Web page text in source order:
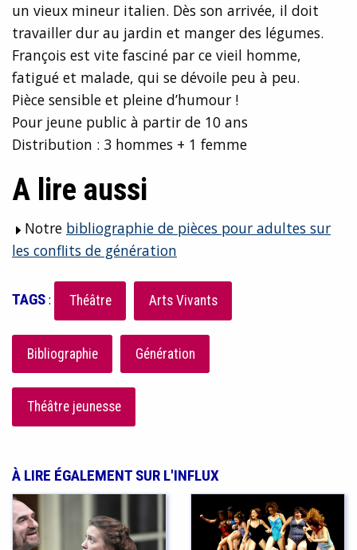
un vieux mineur italien. Dès son arrivée, il doit
travailler dur au jardin et manger des légumes.
François est vite fasciné par ce vieil homme,
fatigué et malade, qui se dévoile peu à peu.
Pièce sensible et pleine d’humour !
Pour jeune public à partir de 10 ans
Distribution : 3 hommes + 1 femme
A lire aussi
Notre bibliographie de pièces pour adultes sur
les conflits de génération
TAGS: Théâtre Arts Vivants
Bibliographie Génération
Théâtre jeunesse
À LIRE ÉGALEMENT SUR L'INFLUX